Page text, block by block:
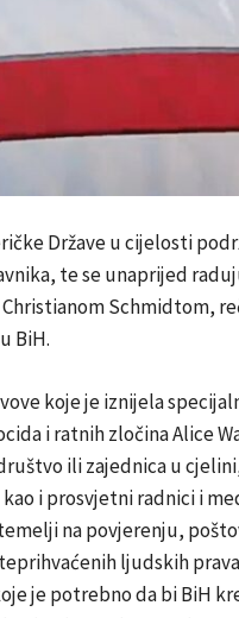
Države u cijelosti
te se unaprijed
Schmidtom,
BiH.
koje je iznijela
i ratnih zločina Alice
ili zajednica u
kao i prosvjetni radnici i
na povjerenju,
ljudskih
je potrebno da bi BiH